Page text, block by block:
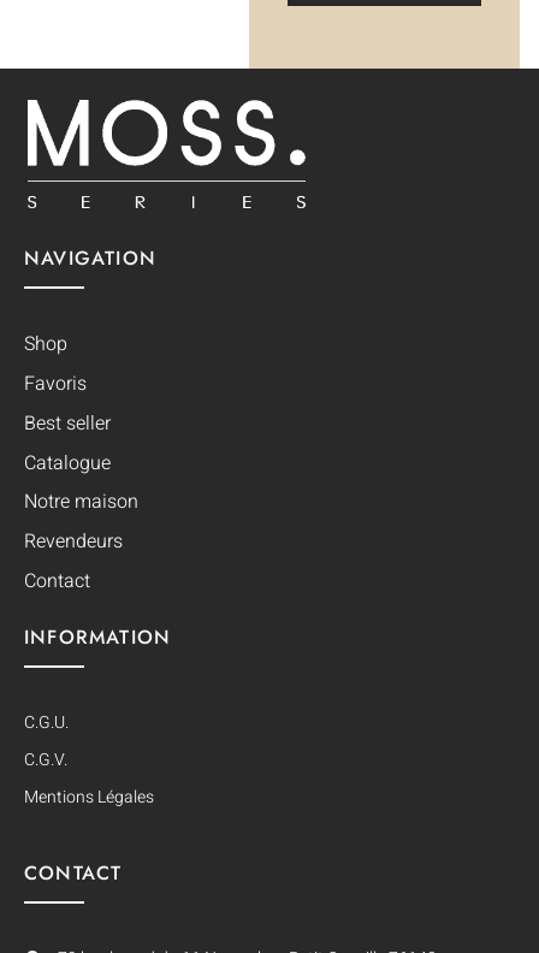
NAVIGATION
Shop
Favoris
Best seller
Catalogue
Notre maison
Revendeurs
Contact
INFORMATION
C.G.U.
C.G.V.
Mentions Légales
CONTACT